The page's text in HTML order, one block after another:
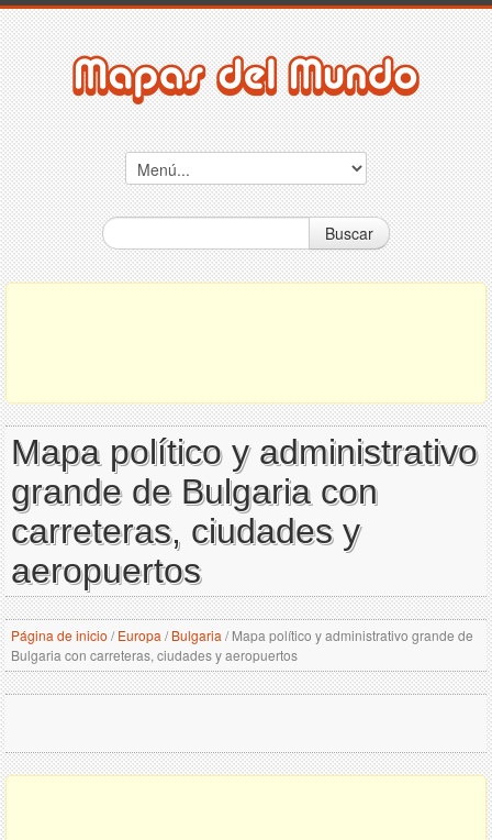
Buscar
Mapa político y administrativo
grande de Bulgaria con
carreteras, ciudades y
aeropuertos
Página de inicio / Europa / Bulgaria /Mapa político y administrativo grande de
Bulgaria con carreteras, ciudades y aeropuertos